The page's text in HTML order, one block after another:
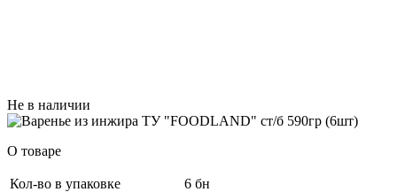
Не в наличии
О товаре
Кол-во в упаковке
6 бн